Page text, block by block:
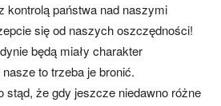
kontrolą państwa nad naszymi
się od naszych oszczędności!
będą miały charakter
to trzeba je bronić.
stąd, że gdy jeszcze niedawno różne